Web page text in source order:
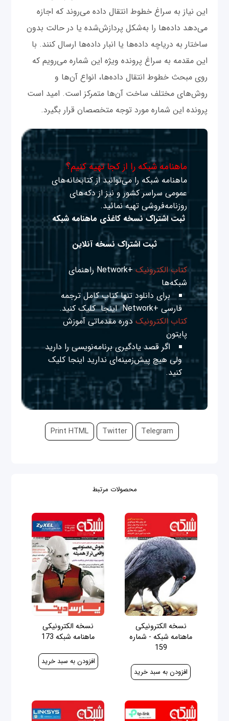
این نیاز به سراغ خطوط انتقال داده می‌روند که اجازه
می‌دهد داده‌ها را به‌شکل پردازش‌شده یا در حالت بدون
ساختار به دریاچه داده‌ها یا انبار داده‌ها ارسال کنند. با
این مقدمه به سراغ پرونده ویژه این شماره می‌رویم که
روی مبحث خطوط انتقال داده‌ها، انواع آن‌ها و
روش‌های مختلف ساخت آن‌ها متمرکز است. امید است
پرونده این شماره مورد توجه متخصصان قرار بگیرد.
ماهنامه شبکه را از کجا تهیه کنیم؟
ماهنامه شبکه را می‌توانید از کتابخانه‌های
عمومی سراسر کشور و نیز از دکه‌های
روزنامه‌فروشی تهیه نمائید.
ثبت اشتراک نسخه کاغذی ماهنامه شبکه
ثبت اشتراک نسخه آنلاین
کتاب الکترونیک
+Network راهنمای
شبکه‌ها
برای دانلود تنها کتاب کامل ترجمه
فارسی +Network
اینجا کلیک کنید.
کتاب الکترونیک دوره مقدماتی آموزش
پایتون
اگر قصد یادگیری برنامه‌نویسی را دارید
ولی هیچ پیش‌زمینه‌ای نداریداینجا کلیک
کنید.
Telegram
Twitter
Print HTML
محصولات مرتبط
نسخه الکترونیکی
ماهنامه شبکه - شماره
159
نسخه الکترونیکی
ماهنامه شبکه 173